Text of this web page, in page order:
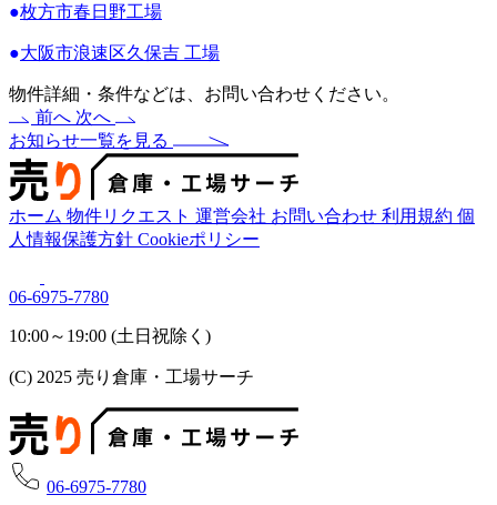
●枚方市春日野工場
●大阪市浪速区久保吉 工場
物件詳細・条件などは、お問い合わせください。
前へ 次へ
お知らせ一覧を見る
ホーム 物件リクエスト 運営会社 お問い合わせ 利用規約 個
人情報保護方針 Cookieポリシー
06-6975-7780
10:00～19:00 (土日祝除く)
(C) 2025 売り倉庫・工場サーチ
06-6975-7780